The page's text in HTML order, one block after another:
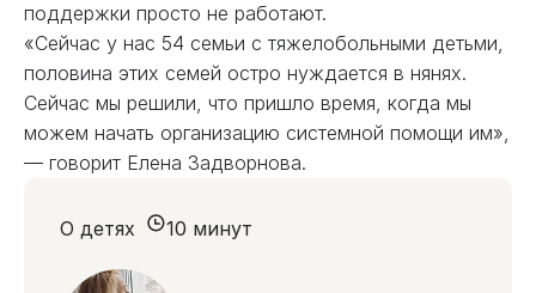
поддержки просто не работают.
«Сейчас у нас 54 семьи с тяжелобольными детьми,
половина этих семей остро нуждается в нянях.
Сейчас мы решили, что пришло время, когда мы
можем начать организацию системной помощи им»,
— говорит Елена Задворнова.
О детях 10 минут